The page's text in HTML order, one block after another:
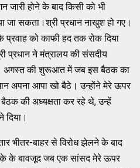
होने के बाद किसी को भी
जा सकता।श्री प्रधान नाखुश हो गए।
को काफी हद तक रोक दिया
प्रधान ने मंत्रालय की संसदीय
अगस्त की शुरूआत में जब इस बैठक का
अपना आपा खो बैठे। उन्होंने मेरे ऊपर
की अध्यक्षता कर रहे थे, उन्हें
दिया।
भीतर-बाहर से विरोध झेलने के बाद
के बावजूद जब एक सांसद मेरे ऊपर